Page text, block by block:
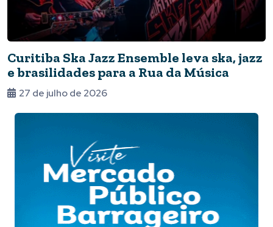
Curitiba Ska Jazz Ensemble leva ska, jazz
e brasilidades para a Rua da Música
27 de julho de 2026